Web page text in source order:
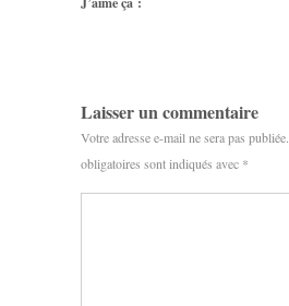
Laisser un commentaire
Votre adresse e-mail ne sera pas publiée.
obligatoires sont indiqués avec *